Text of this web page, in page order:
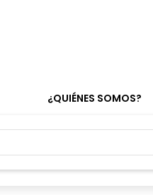
¿QUIÉNES SOMOS?